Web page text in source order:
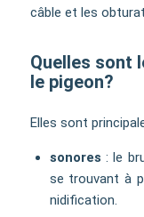
câble et les
Quelles sont
le pigeon?
Elles sont
sonores : le
se trouvant à
nidification.